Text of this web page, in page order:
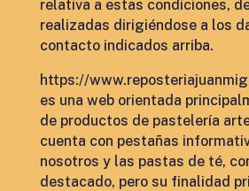
relativa a estas condiciones,
realizadas dirigiéndose a los
contacto indicados arriba.
https://
es una web orientada
de productos de pastelería
cuenta con pestañas
nosotros y las pastas de té,
destacado, pero su finalidad